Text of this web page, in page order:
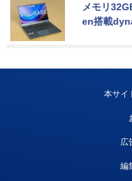
メモリ
en搭載
本サイ
広
編